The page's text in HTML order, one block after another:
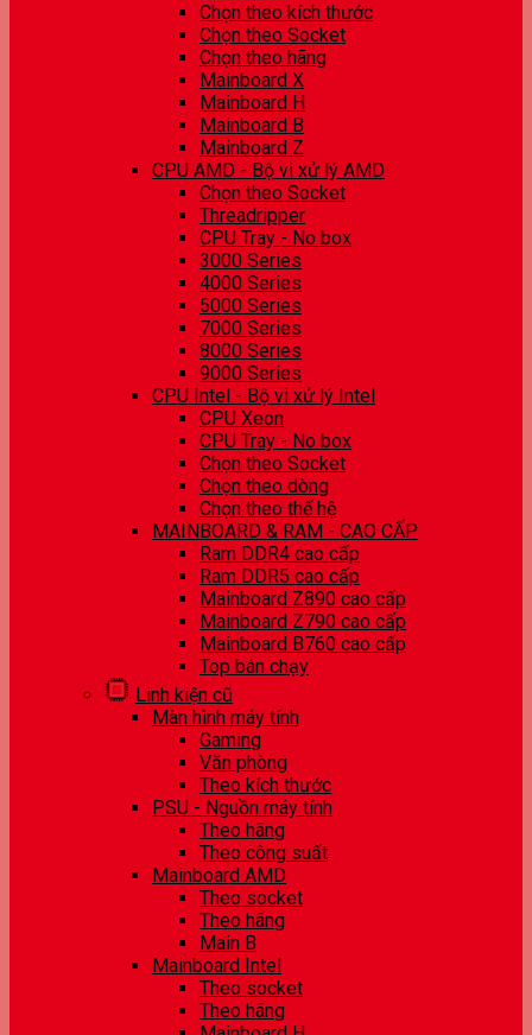
Chọn theo kích thước
Chọn theo Socket
Chọn theo hãng
Mainboard X
Mainboard H
Mainboard B
Mainboard Z
CPU AMD - Bộ vi xử lý AMD
Chọn theo Socket
Threadripper
CPU Tray - No box
3000 Series
4000 Series
5000 Series
7000 Series
8000 Series
9000 Series
CPU Intel - Bộ vi xử lý Intel
CPU Xeon
CPU Tray - No box
Chọn theo Socket
Chọn theo dòng
Chọn theo thế hệ
MAINBOARD & RAM - CAO CẤP
Ram DDR4 cao cấp
Ram DDR5 cao cấp
Mainboard Z890 cao cấp
Mainboard Z790 cao cấp
Mainboard B760 cao cấp
Top bán chạy
Linh kiện cũ
Màn hình máy tính
Gaming
Văn phòng
Theo kích thước
PSU - Nguồn máy tính
Theo hãng
Theo công suất
Mainboard AMD
Theo socket
Theo hãng
Main B
Mainboard Intel
Theo socket
Theo hãng